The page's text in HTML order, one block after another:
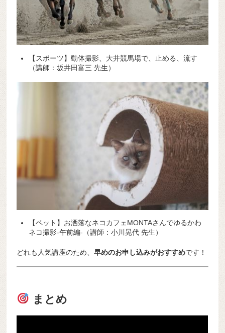
【スポーツ】動体撮影、大井競馬場で、止める、流す
（講師：坂井田富三 先生）
【ペット】お洒落なネコカフェMONTAさんでゆるかわ
ネコ撮影-午前編-（講師：小川晃代 先生）
どれも人気講座のため、早めのお申し込みがおすすめです！
まとめ